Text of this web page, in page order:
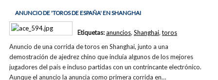
ANUNCIO DE 'TOROS DE ESPAÑA' EN SHANGHAI
Anuncio de una corrida de toros en Shanghai, junto a una
demostración de ajedrez chino que incluía algunos de los mejores
jugadores del país e incluso partidas con un contrincante electrónico.
Aunque el anuncio la anuncia como primera corrida en…
Etiquetas:anuncios, Shanghai,toros